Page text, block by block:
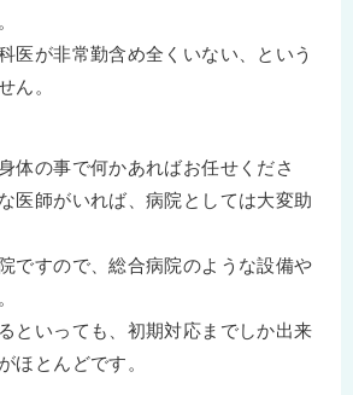
医が非常勤含め全くいない、という
ん。
体の事で何かあればお任せくださ
医師がいれば、病院としては大変助
ですので、総合病院のような設備や
といっても、初期対応までしか出来
ほとんどです。